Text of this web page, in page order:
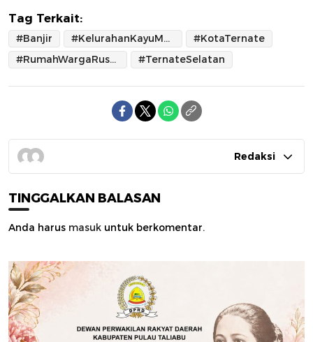
Tag Terkait:
#Banjir #KelurahanKayuMerah
#KotaTernate
#RumahWargaRusak
#TernateSelatan
Redaksi
TINGGALKAN BALASAN
Anda harus masuk untuk berkomentar.